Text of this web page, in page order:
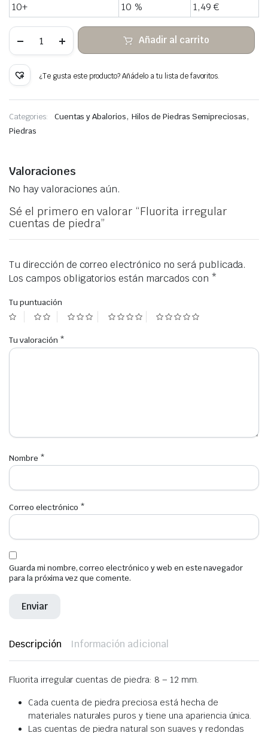
10+
10 % 1,49 €
irregular
cuentas
piedra
cantidad
Añadir al carrito
¿Te gusta este producto? Añádelo a tu lista de favoritos.
Categories: Cuentas y Abalorios,Hilos de Piedras Semipreciosas,
Piedras
Valoraciones
No hay valoraciones aún.
Sé el primero en valorar “Fluorita irregular
cuentas de piedra”
Tu dirección de correo electrónico no será publicada.
Los campos obligatorios están marcados con *
Tu puntuación
Tu valoración *
Nombre *
Correo electrónico *
Guarda mi nombre, correo electrónico y web en este navegador
para la próxima vez que comente.
Descripción Información adicional
Fluorita irregular cuentas de piedra: 8 – 12 mm.
Cada cuenta de piedra preciosa está hecha de
materiales naturales puros y tiene una apariencia única.
Las cuentas de piedra natural son suaves y redondas